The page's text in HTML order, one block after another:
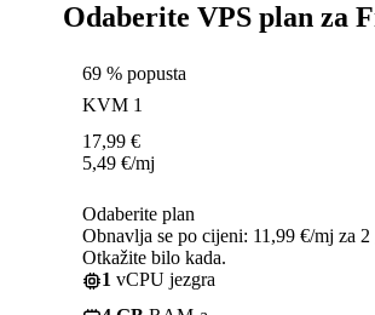
Odaberite VPS plan za
69 % popusta
KVM 1
17,99 €
5,49 €/mj
Odaberite plan
Obnavlja se po cijeni: 11,99 €/mj za 2
Otkažite bilo kada.
1 vCPU jezgra